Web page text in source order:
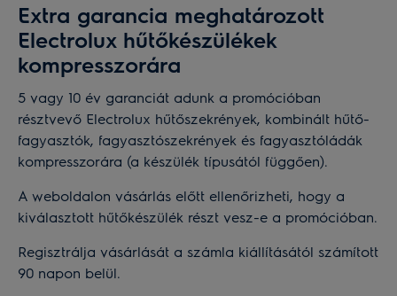
Extra garancia meghatározott
Electrolux hűtőkészülékek
kompresszorára
5 vagy 10 év garanciát adunk a promócióban
résztvevő Electrolux hűtőszekrények, kombinált hűtő-
fagyasztók, fagyasztószekrények és fagyasztóládák
kompresszorára (a készülék típusától függően).
A weboldalon vásárlás előtt ellenőrizheti, hogy a
kiválasztott hűtőkészülék részt vesz-e a promócióban.
Regisztrálja vásárlását a számla kiállításától számított
90 napon belül.